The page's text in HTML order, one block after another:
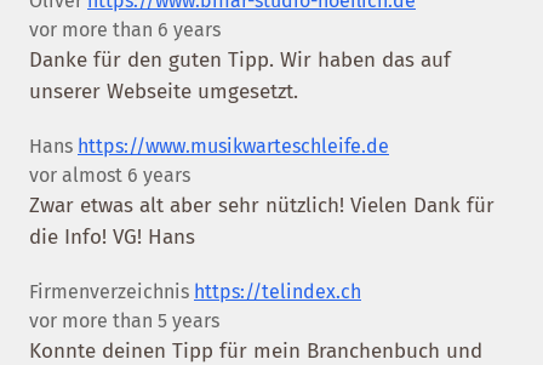
vor more than 6 years
Danke für den guten Tipp. Wir haben das auf
unserer Webseite umgesetzt.
Hans https://www.musikwarteschleife.de
vor almost 6 years
Zwar etwas alt aber sehr nützlich! Vielen Dank für
die Info! VG! Hans
Firmenverzeichnis https://telindex.ch
vor more than 5 years
Konnte deinen Tipp für mein Branchenbuch und